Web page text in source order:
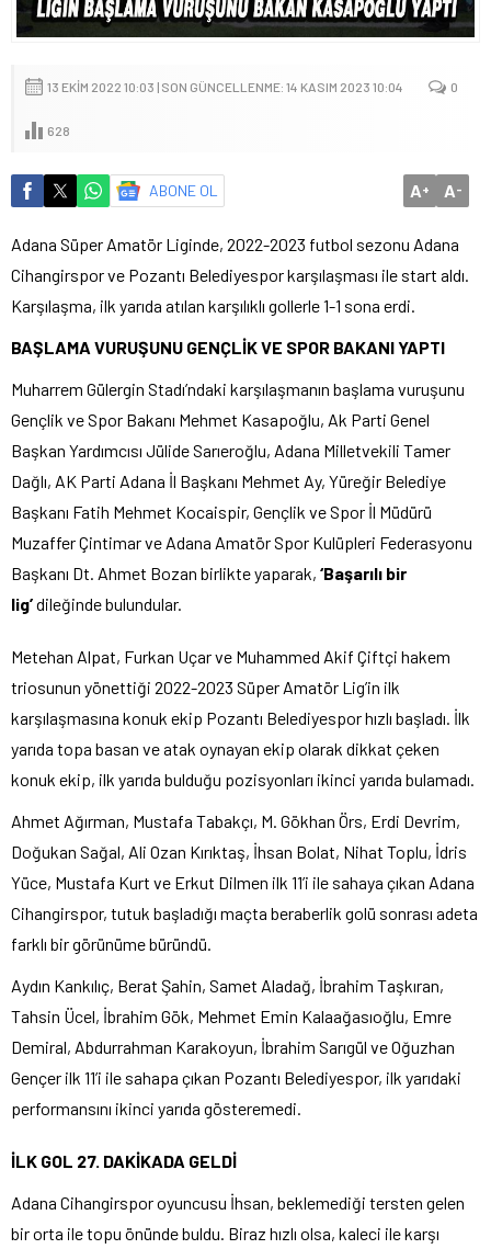
13 EKIM 2022 10:03 | SON GÜNCELLENME: 14 KASIM 2023 10:04 0
628
ABONE OL A+ A-
Adana Süper Amatör Liginde, 2022-2023 futbol sezonu Adana
Cihangirspor ve Pozantı Belediyespor karşılaşması ile start aldı.
Karşılaşma, ilk yarıda atılan karşılıklı gollerle 1-1 sona erdi.
BAŞLAMA VURUŞUNU GENÇLİK VE SPOR BAKANI YAPTI
Muharrem Gülergin Stadı’ndaki karşılaşmanın başlama vuruşunu
Gençlik ve Spor Bakanı Mehmet Kasapoğlu, Ak Parti Genel
Başkan Yardımcısı Jülide Sarıeroğlu, Adana Milletvekili Tamer
Dağlı, AK Parti Adana İl Başkanı Mehmet Ay, Yüreğir Belediye
Başkanı Fatih Mehmet Kocaispir, Gençlik ve Spor İl Müdürü
Muzaffer Çintimar ve Adana Amatör Spor Kulüpleri Federasyonu
Başkanı Dt. Ahmet Bozan birlikte yaparak, ‘Başarılı bir
lig’dileğinde bulundular.
Metehan Alpat, Furkan Uçar ve Muhammed Akif Çiftçi hakem
triosunun yönettiği 2022-2023 Süper Amatör Lig’in ilk
karşılaşmasına konuk ekip Pozantı Belediyespor hızlı başladı. İlk
yarıda topa basan ve atak oynayan ekip olarak dikkat çeken
konuk ekip, ilk yarıda bulduğu pozisyonları ikinci yarıda bulamadı.
Ahmet Ağırman, Mustafa Tabakçı, M. Gökhan Örs, Erdi Devrim,
Doğukan Sağal, Ali Ozan Kırıktaş, İhsan Bolat, Nihat Toplu, İdris
Yüce, Mustafa Kurt ve Erkut Dilmen ilk 11’i ile sahaya çıkan Adana
Cihangirspor, tutuk başladığı maçta beraberlik golü sonrası adeta
farklı bir görünüme büründü.
Aydın Kankılıç, Berat Şahin, Samet Aladağ, İbrahim Taşkıran,
Tahsin Ücel, İbrahim Gök, Mehmet Emin Kalaağasıoğlu, Emre
Demiral, Abdurrahman Karakoyun, İbrahim Sarıgül ve Oğuzhan
Gençer ilk 11’i ile sahapa çıkan Pozantı Belediyespor, ilk yarıdaki
performansını ikinci yarıda gösteremedi.
İLK GOL 27. DAKİKADA GELDİ
Adana Cihangirspor oyuncusu İhsan, beklemediği tersten gelen
bir orta ile topu önünde buldu. Biraz hızlı olsa, kaleci ile karşı